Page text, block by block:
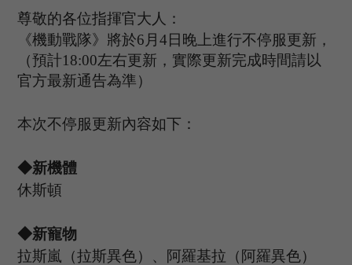
尊敬的各位指揮官大人：
《機動戰隊》將於6 月4 日晚上進行不停服更新，
（預計1 8:00左右更新，實際更新完成時間請以
官方最新通告為準）
本次不停服更新內容如下：
◆新機體
休斯頓
◆新寵物
拉斯嵐（拉斯異色）、阿羅基拉（阿羅異色）